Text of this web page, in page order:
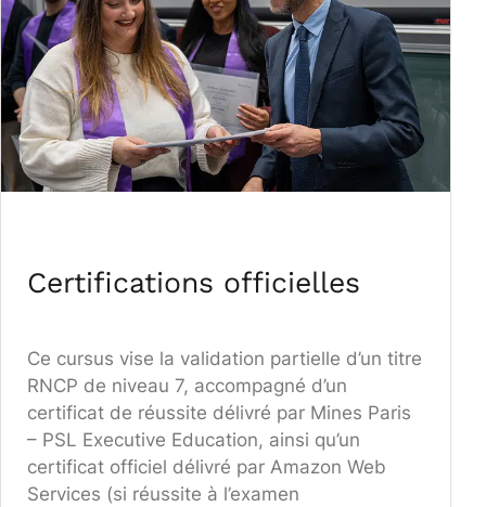
Certifications officielles
Ce cursus vise la validation partielle d’un titre
RNCP de niveau 7, accompagné d’un
certificat de réussite délivré par Mines Paris
– PSL Executive Education, ainsi qu’un
certificat officiel délivré par Amazon Web
Services (si réussite à l’examen